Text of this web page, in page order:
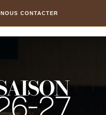
NOUS CONTACTER